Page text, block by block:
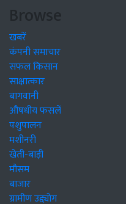
Browse
खबरें
कंपनी समाचार
सफल किसान
साक्षात्कार
बागवानी
औषधीय फसलें
पशुपालन
मशीनरी
खेती-बाड़ी
मौसम
बाजार
ग्रामीण उद्द्योग